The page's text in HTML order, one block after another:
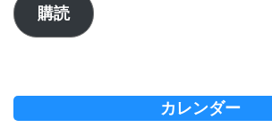
ア
ド
購読
カレンダー